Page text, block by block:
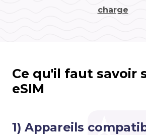
charge
Ce qu'il faut savoir
eSIM
1) Appareils